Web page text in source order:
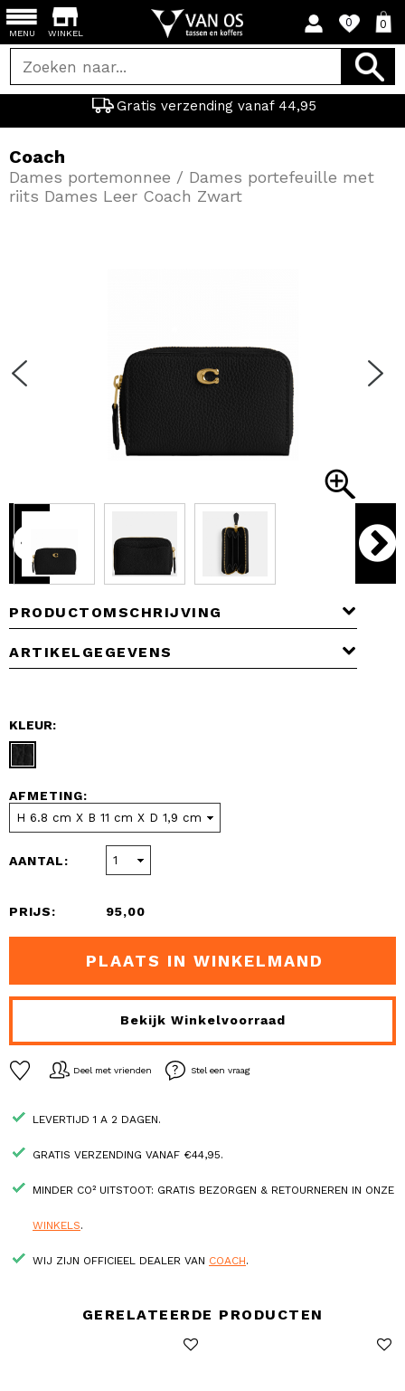
WINKEL
0 0
Gratis verzending vanaf 44,95
MENU
PRODUCTOMSCHRIJVING
ARTIKELGEGEVENS
Coach
Dames portemonnee / Dames portefeuille met
riits Dames Leer Coach Zwart
KLEUR:
AFMETING:
AANTAL:
PRIJS: 95,00
PLAATS IN WINKELMAND
Bekijk Winkelvoorraad
Deel met vrienden Stel een vraag
LEVERTIJD 1 A 2 DAGEN.
GRATIS VERZENDING VANAF €44,95.
MINDER CO² UITSTOOT: GRATIS BEZORGEN & RETOURNEREN IN ONZE
WINKELS.
WIJ ZIJN OFFICIEEL DEALER VAN COACH.
GERELATEERDE PRODUCTEN